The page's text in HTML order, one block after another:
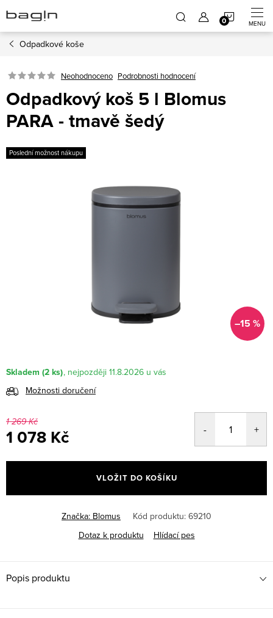
na
obsah
Odpadkové koše
Neohodnoceno Podrobnosti hodnocení
Odpadkový koš 5 l Blomus
PARA - tmavě šedý
Poslední možnost nákupu
–15 %
Skladem (2 ks)
11.8.2026
Možnosti doručení
1 269 Kč
1 078 Kč
cena:
VLOŽIT DO KOŠÍKU
Značka: Blomus Kód produktu: 69210
Dotaz k produktu
Hlídací pes
Popis produktu